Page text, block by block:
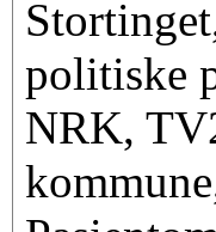
politiske
NRK,